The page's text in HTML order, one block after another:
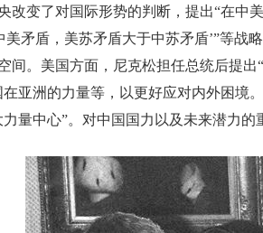
改变了对国际形势的判断，提出“在中
美矛盾，美苏矛盾大于中苏矛盾’”等
间。美国方面，尼克松担任总统后提
亚洲的力量等，以更好应对内外困境
量中心”。对中国国力以及未来潜力